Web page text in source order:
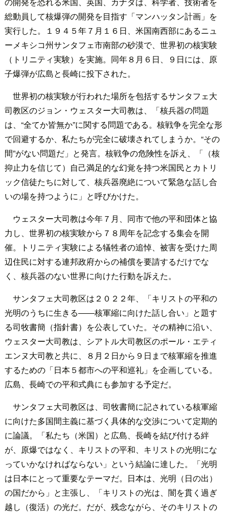
総動員して核爆弾の開発を目指す「マンハッタン計画」を
実行した。１９４５年７月１６日、米国南西部にあるニュ
ーメキシコ州サンタフェ市南部の砂漠で、世界初の核実験
（トリニティ実験）を実施。同年８月６日、９日には、原
子爆弾が広島と長崎に投下された。
世界初の核実験が行われた場所を包括するサンタフェ大
司教区のジョン・ウェスター大司教は、「核兵器の問題
は、“全てか皆無か”に関する問題である。核戦争を完全な形
で回避するか、私たちが完全に破壊されてしまうか。“その
間”がない問題だ」と発言。核戦争の危険性を訴え、「（核
抑止力を信じて）自己満足的な幻覚を持つ米国民とカトリ
ック信徒たちに対して、核兵器廃絶について緊急な話し合
いの場を持つように」と呼びかけた。
ウェスター大司教は今年７月、同市で他の平和団体と協
力し、世界初の核実験から７８周年を記念する集会を開
催。トリニティ実験による犠牲者の追悼、被害を受けた周
辺住民に対する連邦政府からの補償を要請するだけでな
く、核兵器のない世界に向けた行動を訴えた。
サンタフェ大司教区は２０２２年、「キリストの平和の
光明のうちに生きる――核軍縮に向けた話し合い」と題す
る司牧書簡（指針書）を公表していた。その精神に沿い、
ウェスター大司教は、シアトル大司教区のポール・エティ
エンヌ大司教と共に、８月２日から９日まで核軍縮を推進
するための「日本５都市への平和巡礼」を企画している。
広島、長崎での平和式典にも参加する予定だ。
サンタフェ大司教区は、司牧書簡に記されている核軍縮
に向けた多国間主義に基づく具体的な交渉について定期的
に論議。「私たち（米国）と広島、長崎を結び付ける絆
が、原爆ではなく、キリストの平和、キリストの光明にな
っていかなければならない」という結論に達した。「光明
は日本にとって重要なテーマだ。日本は、光明（日の出）
の国だから」と主張し、「キリストの光は、闇を貫く過ぎ
越し（復活）の光だ。だが、残念ながら、そのキリストの